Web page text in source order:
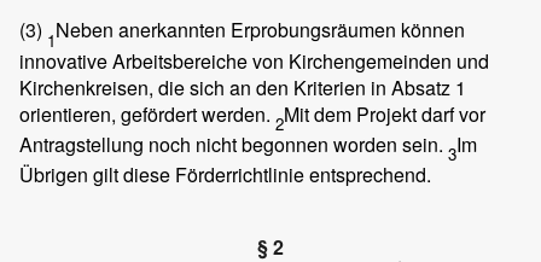
(3) 1Neben anerkannten Erprobungsräumen können
innovative Arbeitsbereiche von Kirchengemeinden und
Kirchenkreisen, die sich an den Kriterien in Absatz 1
orientieren, gefördert werden. 2Mit dem Projekt darf vor
Antragstellung noch nicht begonnen worden sein. 3Im
Übrigen gilt diese Förderrichtlinie entsprechend.
§ 2